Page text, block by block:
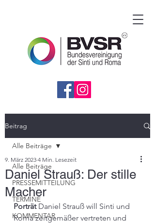
Beitrag
Alle Beiträge
PRESSEMITTEILUNG
TERMINE
KOMMENTAR
Alle Beiträge
Daniel Strauß: Der stille
Macher
9. März 2023 4 Min. Lesezeit
Porträt Daniel Strauß will Sinti und
Roma zeitgemäßer vertreten und